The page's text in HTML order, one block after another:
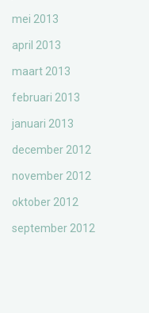
mei 2013
april 2013
maart 2013
februari 2013
januari 2013
december 2012
november 2012
oktober 2012
september 2012